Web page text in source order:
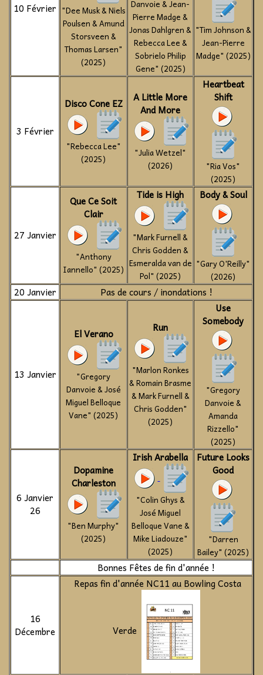
10 Février "Dee Musk & Niels
Poulsen & Amund
Storsveen &
Thomas Larsen"
(2025)
Danvoie & Jean-
Pierre Madge &
Jonas Dahlgren &
Rebecca Lee &
Sobrielo Philip
Gene" (2025)
"Tim Johnson &
Jean-Pierre
Madge" (2025)
3 Février
Disco Cone EZ
"Rebecca Lee"
(2025)
A Little More
And More
"Julia Wetzel"
(2026)
Heartbeat
Shift
"Ria Vos"
(2025)
27 Janvier
Que Ce Soit
Clair
"Anthony
Iannello" (2025)
Tide is High
"Mark Furnell &
Chris Godden &
Esmeralda van de
Pol" (2025)
Body & Soul
"Gary O'Reilly"
(2026)
20 Janvier Pas de cours / inondations !
13 Janvier
El Verano
"Gregory
Danvoie & José
Miguel Belloque
Vane" (2025)
Run
"Marlon Ronkes
& Romain Brasme
& Mark Furnell &
Chris Godden"
(2025)
Use
Somebody
"Gregory
Danvoie &
Amanda
Rizzello"
(2025)
6 Janvier
26
Dopamine
Charleston
"Ben Murphy"
(2025)
Irish Arabella
"Colin Ghys &
José Miguel
Belloque Vane &
Mike Liadouze"
(2025)
Future Looks
Good
"Darren
Bailey" (2025)
Bonnes Fêtes de fin d'année !
16
Décembre
Repas fin d'année NC11 au Bowling Costa
Verde